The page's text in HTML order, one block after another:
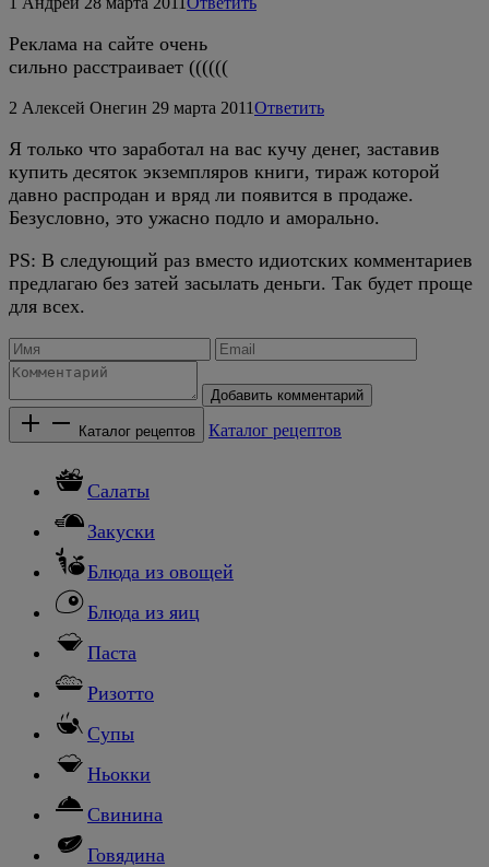
Реклама на сайте очень
сильно расстраивает ((((((
2 Алексей Онегин 29 марта 2011Ответить
Я только что заработал на вас кучу денег, заставив
купить десяток экземпляров книги, тираж которой
давно распродан и вряд ли появится в продаже.
Безусловно, это ужасно подло и аморально.
PS: В следующий раз вместо идиотских комментариев
предлагаю без затей засылать деньги. Так будет проще
для всех.
Добавить комментарий
Каталог рецептов Каталог рецептов
Салаты
Закуски
Блюда из овощей
Блюда из яиц
Паста
Ризотто
Супы
Ньокки
Свинина
Говядина